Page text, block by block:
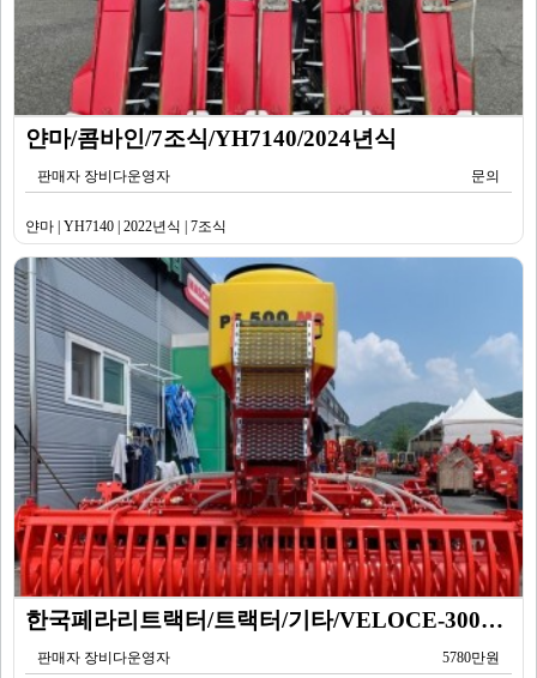
얀마/콤바인/7조식/YH7140/2024년식
판매자 장비다운영자 문의
얀마 | YH7140 | 2022년식 | 7조식
한국페라리트랙터/트랙터/기타/VELOCE-300PS500M2E/2022년식
판매자 장비다운영자 5780만원